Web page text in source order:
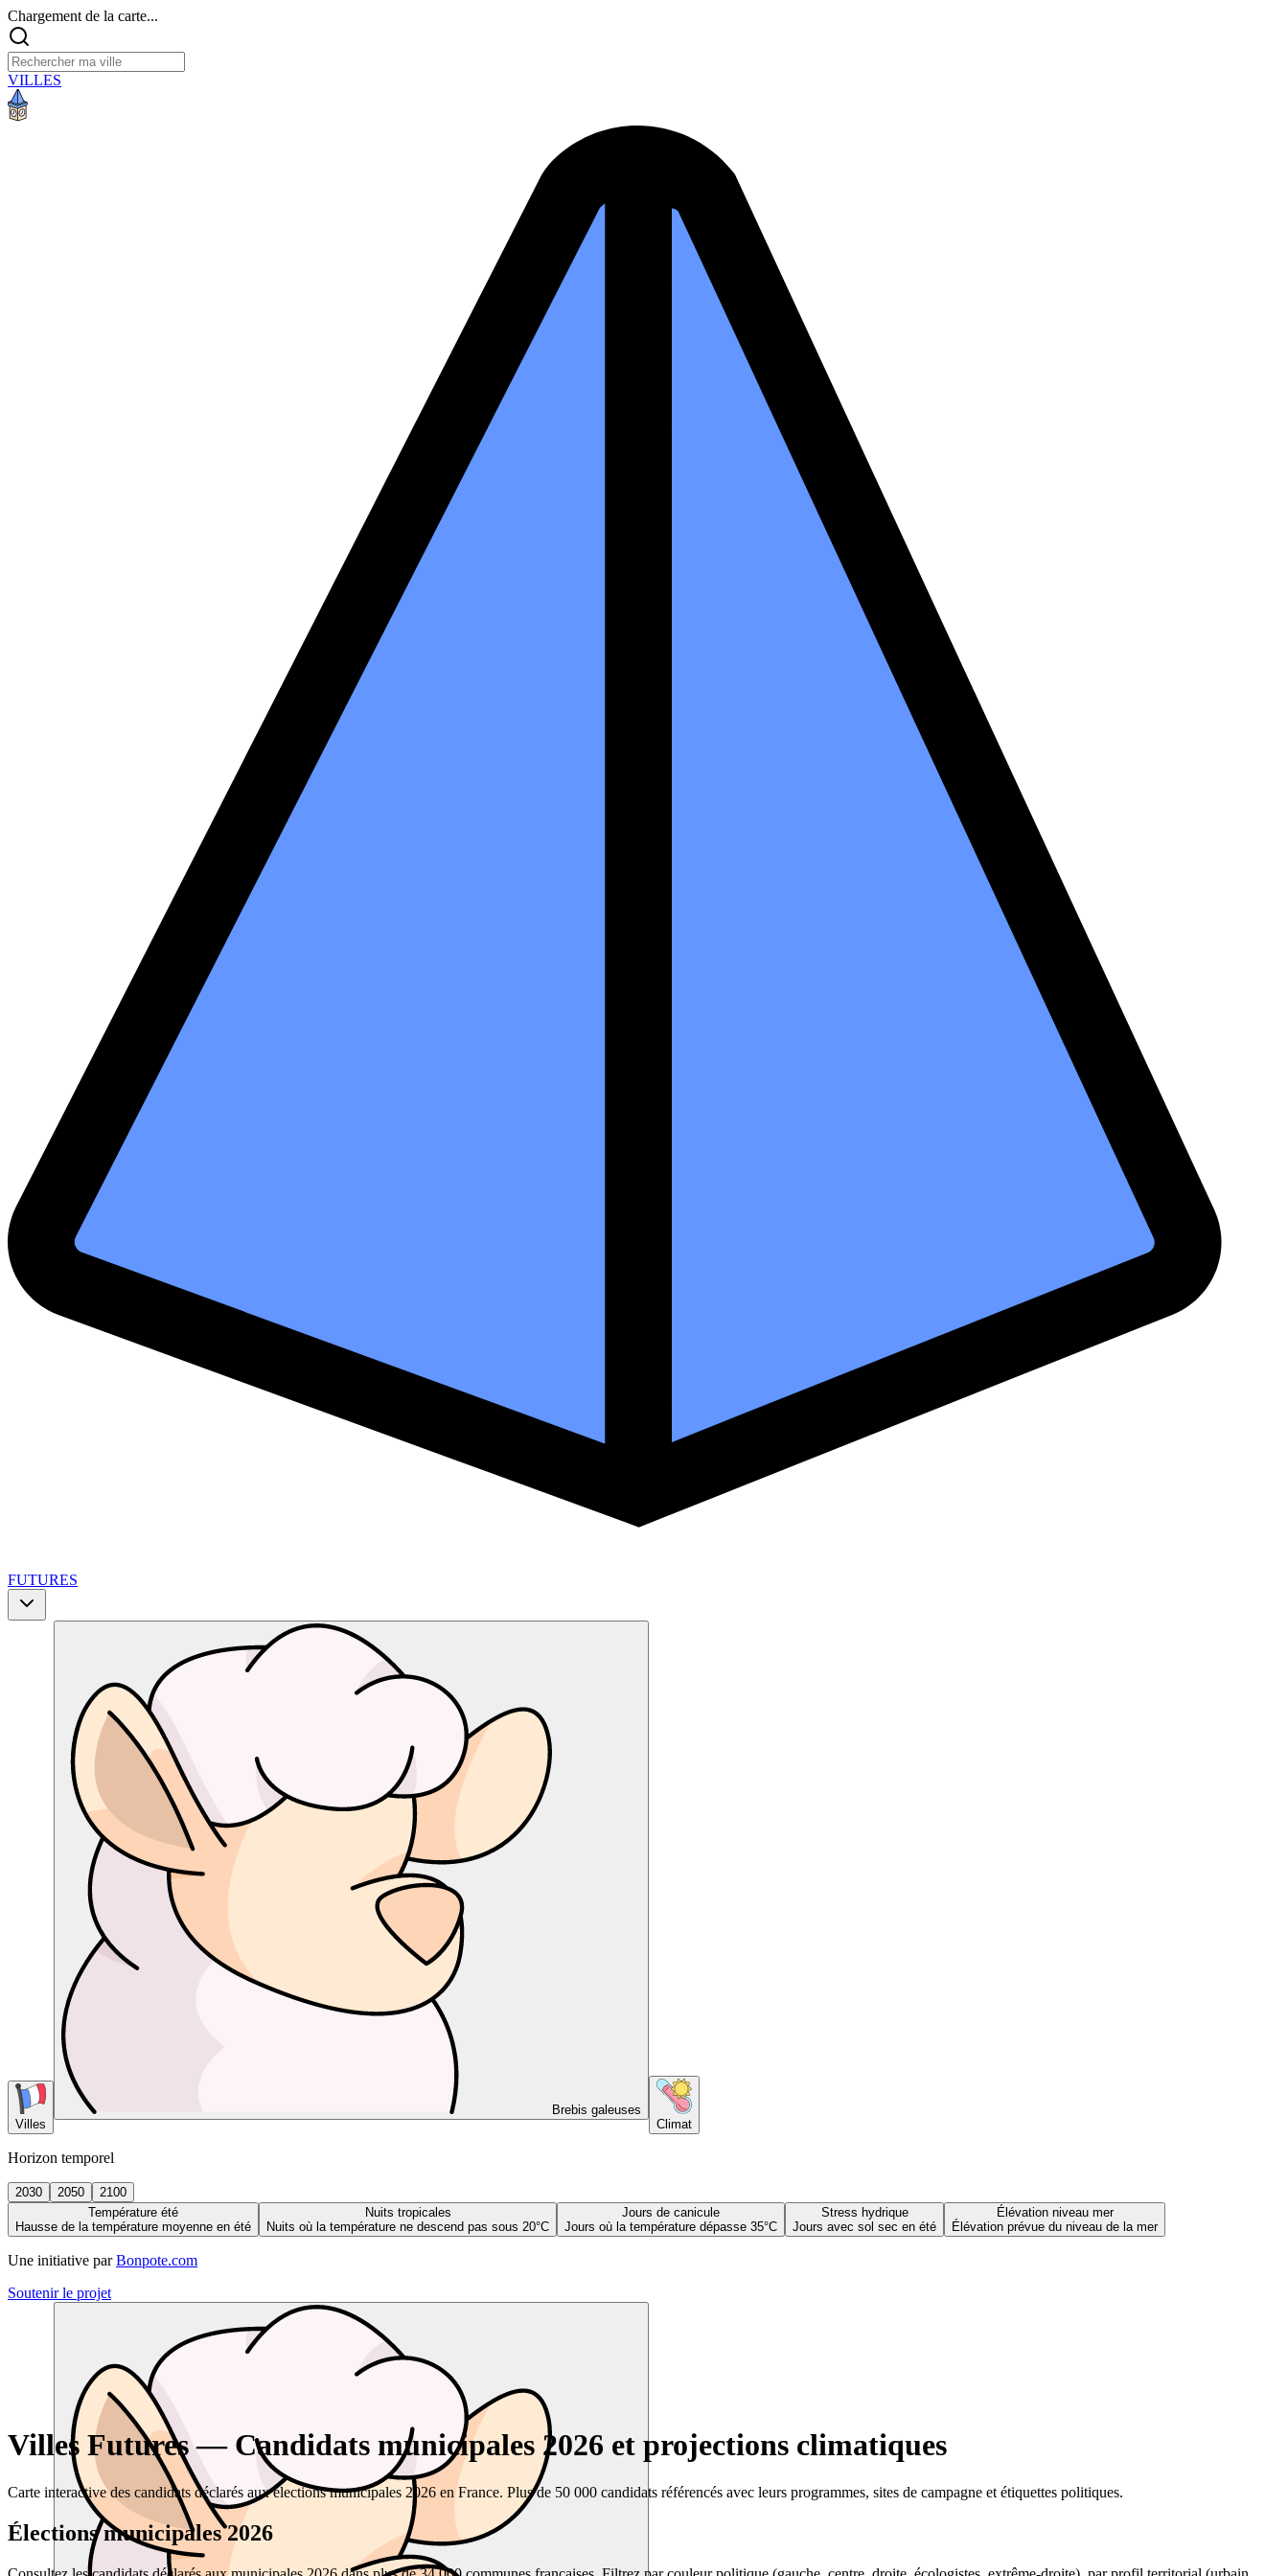
Chargement de la carte...
VILLES
FUTURES
Villes
Brebis galeuses
Climat
Horizon temporel
2030 2050
2100
Température été
Hausse de la température moyenne en été
Nuits tropicales
Nuits où la température ne descend pas sous 20°C
Jours de canicule
Jours où la température dépasse 35°C
Stress hydrique
Jours avec sol sec en été
Élévation niveau mer
Élévation prévue du niveau de la mer
Une initiative par Bonpote.com
Soutenir le projet
Villes Futures — Candidats municipales 2026 et projections climatiques
Carte interactive des candidats déclarés aux élections municipales 2026 en France. Plus de 50 000 candidats référencés avec leurs programmes, sites de campagne et étiquettes politiques.
Élections municipales 2026